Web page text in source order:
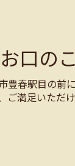
お口の
豊春駅目の前
ご満足いただ